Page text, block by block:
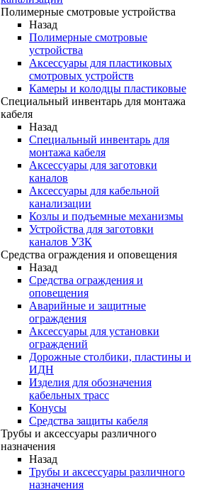
Полимерные смотровые устройства
Назад
Полимерные смотровые
устройства
Аксессуары для пластиковых
смотровых устройств
Камеры и колодцы пластиковые
Специальный инвентарь для монтажа
кабеля
Назад
Специальный инвентарь для
монтажа кабеля
Аксессуары для заготовки
каналов
Аксессуары для кабельной
канализации
Козлы и подъемные механизмы
Устройства для заготовки
каналов УЗК
Средства ограждения и оповещения
Назад
Средства ограждения и
оповещения
Аварийные и защитные
ограждения
Аксессуары для установки
ограждений
Дорожные столбики, пластины и
ИДН
Изделия для обозначения
кабельных трасс
Конусы
Средства защиты кабеля
Трубы и аксессуары различного
назначения
Назад
Трубы и аксессуары различного
назначения